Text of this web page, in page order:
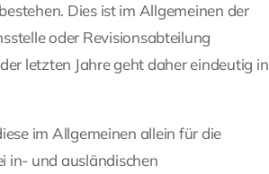
Dies ist im Allgemeinen der
oder Revisionsabteilung
letzten Jahre geht daher eindeutig in
im Allgemeinen allein für die
in- und ausländischen